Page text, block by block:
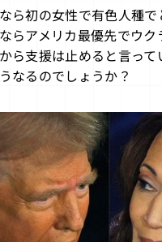
ら初の女性で有色人種で
らアメリカ最優先でウク
ら支援は止めると言って
なるのでしょうか？